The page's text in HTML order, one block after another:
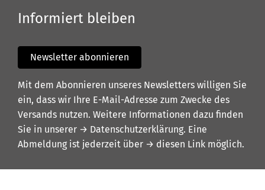
Informiert bleiben
Newsletter abonnieren
Mit dem Abonnieren unseres Newsletters willigen Sie
ein, dass wir Ihre E-Mail-Adresse zum Zwecke des
Versands nutzen. Weitere Informationen dazu finden
Sie in unserer → Datenschutzerklärung. Eine
Abmeldung ist jederzeit über → diesen Link möglich.